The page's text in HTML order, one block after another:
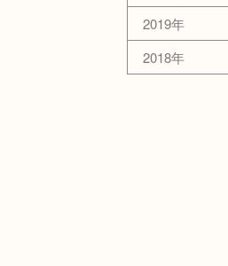
2019年
2018年